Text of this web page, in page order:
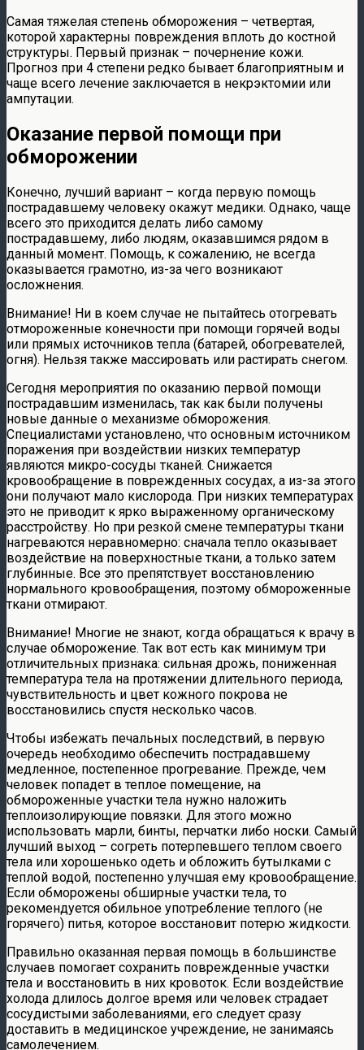
Самая тяжелая степень обморожения – четвертая,
которой характерны повреждения вплоть до костной
структуры. Первый признак – почернение кожи.
Прогноз при 4 степени редко бывает благоприятным и
чаще всего лечение заключается в некрэктомии или
ампутации.
Оказание первой помощи при
обморожении
Конечно, лучший вариант – когда первую помощь
пострадавшему человеку окажут медики. Однако, чаще
всего это приходится делать либо самому
пострадавшему, либо людям, оказавшимся рядом в
данный момент. Помощь, к сожалению, не всегда
оказывается грамотно, из-за чего возникают
осложнения.
Внимание! Ни в коем случае не пытайтесь отогревать
отмороженные конечности при помощи горячей воды
или прямых источников тепла (батарей, обогревателей,
огня). Нельзя также массировать или растирать снегом.
Сегодня мероприятия по оказанию первой помощи
пострадавшим изменилась, так как были получены
новые данные о механизме обморожения.
Специалистами установлено, что основным источником
поражения при воздействии низких температур
являются микро-сосуды тканей. Снижается
кровообращение в поврежденных сосудах, а из-за этого
они получают мало кислорода. При низких температурах
это не приводит к ярко выраженному органическому
расстройству. Но при резкой смене температуры ткани
нагреваются неравномерно: сначала тепло оказывает
воздействие на поверхностные ткани, а только затем
глубинные. Все это препятствует восстановлению
нормального кровообращения, поэтому обмороженные
ткани отмирают.
Внимание! Многие не знают, когда обращаться к врачу в
случае обморожение. Так вот есть как минимум три
отличительных признака: сильная дрожь, пониженная
температура тела на протяжении длительного периода,
чувствительность и цвет кожного покрова не
восстановились спустя несколько часов.
Чтобы избежать печальных последствий, в первую
очередь необходимо обеспечить пострадавшему
медленное, постепенное прогревание. Прежде, чем
человек попадет в теплое помещение, на
обмороженные участки тела нужно наложить
теплоизолирующие повязки. Для этого можно
использовать марли, бинты, перчатки либо носки. Самый
лучший выход – согреть потерпевшего теплом своего
тела или хорошенько одеть и обложить бутылками с
теплой водой, постепенно улучшая ему кровообращение.
Если обморожены обширные участки тела, то
рекомендуется обильное употребление теплого (не
горячего) питья, которое восстановит потерю жидкости.
Правильно оказанная первая помощь в большинстве
случаев помогает сохранить поврежденные участки
тела и восстановить в них кровоток. Если воздействие
холода длилось долгое время или человек страдает
сосудистыми заболеваниями, его следует сразу
доставить в медицинское учреждение, не занимаясь
самолечением.